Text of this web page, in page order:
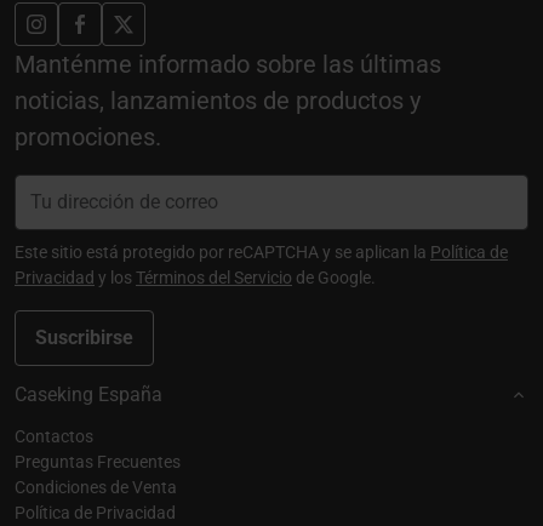
Manténme informado sobre las últimas
noticias, lanzamientos de productos y
promociones.
Suscribirse
Este sitio está protegido por reCAPTCHA y se aplican la Política de
Privacidad y losTérminos del Servicio de Google.
Caseking España
Contactos
Preguntas Frecuentes
Condiciones de Venta
Política de Privacidad